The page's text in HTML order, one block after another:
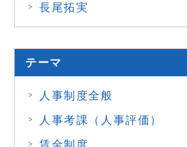
長尾拓実
テーマ
人事制度全般
人事考課（人事評価）
賃金制度